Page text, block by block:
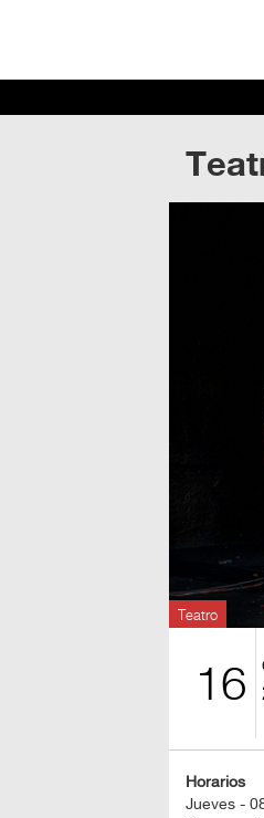
Teatro
16
Horarios
Jueves -